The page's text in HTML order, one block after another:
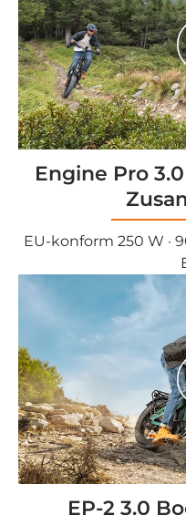
Engine Pro
EU-konform 250 W ·
EP-2 3.0